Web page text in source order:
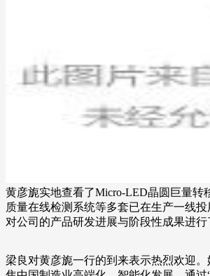
黄彦旎实地查看了Micro-LED晶圆巨量转
质量在线检测系统等多套已在生产一线投
对公司的产品研发进展与阶段性成果进行
梁良对黄彦旎一行的到来表示热烈欢迎